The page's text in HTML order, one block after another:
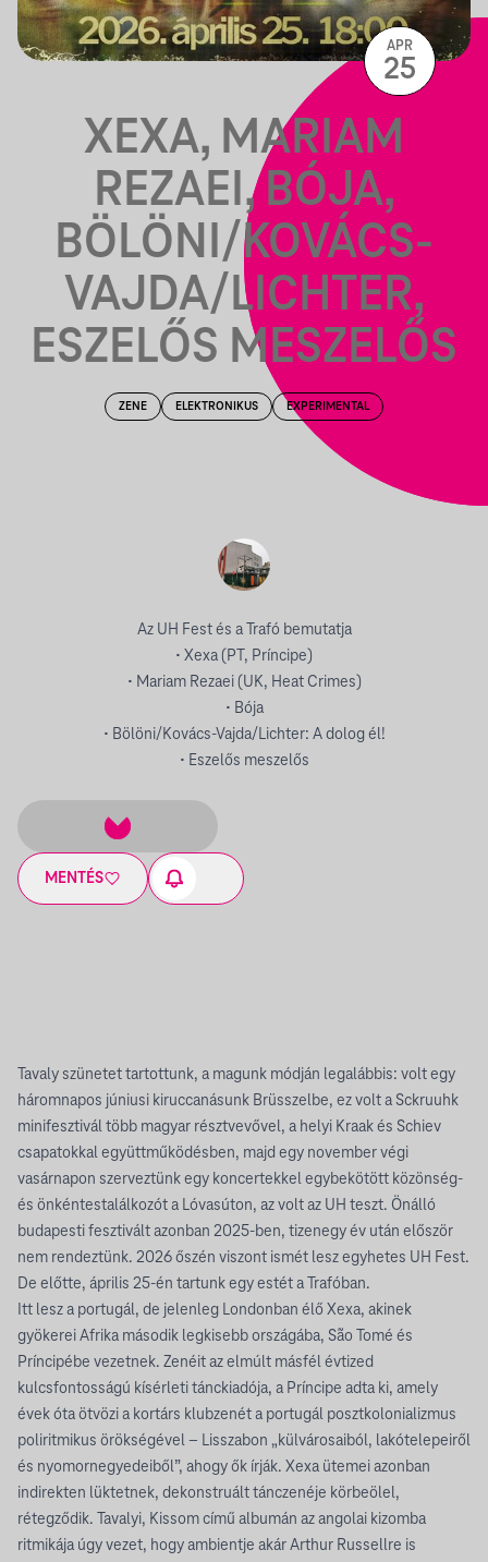
XEXA, MARIAM
REZAEI, BÓJA,
BÖLÖNI/KOVÁCS-
VAJDA/LICHTER,
ESZELŐS MESZELŐS
ZENE ELEKTRONIKUS EXPERIMENTAL
Az UH Fest és a Trafó bemutatja
• Xexa (PT, Príncipe)
• Mariam Rezaei (UK, Heat Crimes)
• Bója
• Bölöni/Kovács-Vajda/Lichter: A dolog él!
• Eszelős meszelős
MENTÉS
APR
25
Tavaly szünetet tartottunk, a magunk módján legalábbis: volt egy
háromnapos júniusi kiruccanásunk Brüsszelbe, ez volt a Sckruuhk
minifesztivál több magyar résztvevővel, a helyi Kraak és Schiev
csapatokkal együttműködésben, majd egy november végi
vasárnapon szerveztünk egy koncertekkel egybekötött közönség-
és önkéntestalálkozót a Lóvasúton, az volt az UH teszt. Önálló
budapesti fesztivált azonban 2025-ben, tizenegy év után először
nem rendeztünk. 2026 őszén viszont ismét lesz egyhetes UH Fest.
De előtte, április 25-én tartunk egy estét a Trafóban.
Itt lesz a portugál, de jelenleg Londonban élő Xexa, akinek
gyökerei Afrika második legkisebb országába, São Tomé és
Príncipébe vezetnek. Zenéit az elmúlt másfél évtized
kulcsfontosságú kísérleti tánckiadója, a Príncipe adta ki, amely
évek óta ötvözi a kortárs klubzenét a portugál posztkolonializmus
poliritmikus örökségével – Lisszabon „külvárosaiból, lakótelepeiről
és nyomornegyedeiből”, ahogy ők írják. Xexa ütemei azonban
indirekten lüktetnek, dekonstruált tánczenéje körbeölel,
rétegződik. Tavalyi, Kissom című albumán az angolai kizomba
ritmikája úgy vezet, hogy ambientje akár Arthur Russellre is